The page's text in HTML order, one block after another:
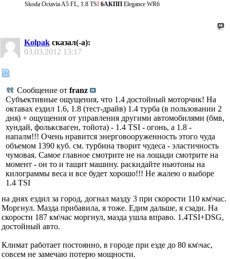
Skoda Octavia A5 FL, 1.8 TSI 6AКПП Elegance WR6
Kolpak сказал(-а):
03.03.2012 13:17
Сообщение от franz
Субъективные ощущения, что 1.4 достойный моторчик! На
октавах ездил 1.6, 1.8 (тест-драйв) 1.4 турба (в пользовании 2
дня) + ощущения от управления другими автомобилями (бмв,
хундай, фольксваген, тойота) - 1.4 TSI - огонь, а 1.8 -
напалм!!! Очень нравится энерговооруженность этого чуда
объемом 1390 куб. см. турбина творит чудеса - эластичность
чумовая. Самое главное смотрите не на лошади смотрите на
момент - он то и тащит машину. раскидайте ньютоны на
килограммы веса и все будет хорошо!!! Не жалею о выборе
1.4 TSI
на днях ездил за город, догнал мазду 3 при скорости 110 км\час.
Моргнул. Мазда прибавила, я тоже. Едим дальше, я сзади. На
скорости 187 км\час моргнул, мазда ушла вправо. 1.4TSI+DSG,
достойный авто.
Климат работает постоянно, в городе при езде до 80 км\час,
совсем не замечаю потерю мощности.